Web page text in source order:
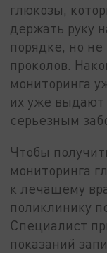
глюкозы,
держать руку
порядке, но
проколов.
мониторинга
их уже
серьезным
Чтобы
мониторинга
к лечащему
поликлинику
Специалист
показаний